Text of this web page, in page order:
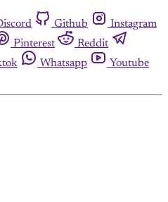
Github
Instagram
Pinterest
Reddit
Whatsapp
Youtube